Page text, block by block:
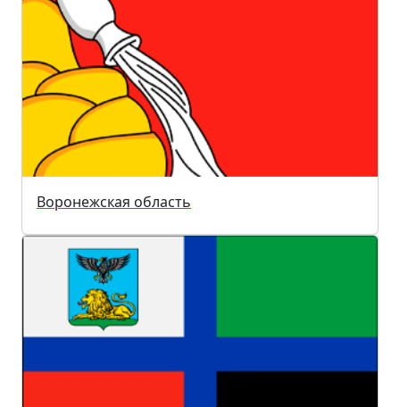
Воронежская область